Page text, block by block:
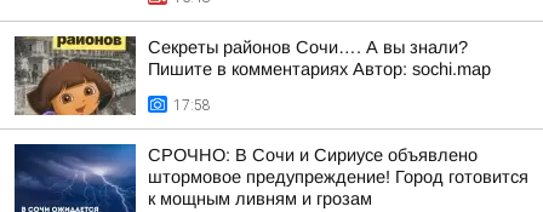
Секреты районов Сочи…. А вы знали?
Пишите в комментариях Автор: sochi.map
17:58
СРОЧНО: В Сочи и Сириусе объявлено
штормовое предупреждение! Город готовится
к мощным ливням и грозам